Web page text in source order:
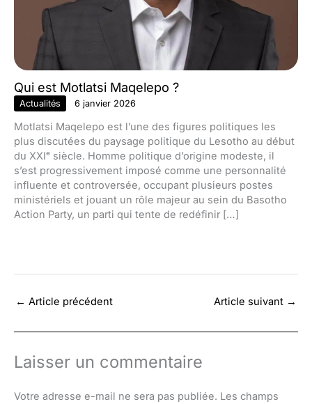
Qui est Motlatsi Maqelepo ?
Actualités 6 janvier 2026
Motlatsi Maqelepo est l’une des figures politiques les
plus discutées du paysage politique du Lesotho au début
du XXIᵉ siècle. Homme politique d’origine modeste, il
s’est progressivement imposé comme une personnalité
influente et controversée, occupant plusieurs postes
ministériels et jouant un rôle majeur au sein du Basotho
Action Party, un parti qui tente de redéfinir […]
← Article précédent Article suivant →
Laisser un commentaire
Votre adresse e-mail ne sera pas publiée. Les champs